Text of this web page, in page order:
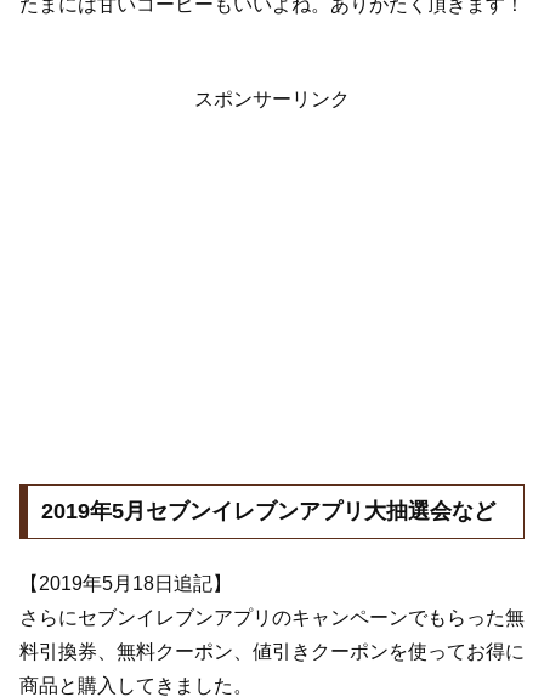
スポンサーリンク
2019年5月セブンイレブンアプリ大抽選会など
【2019年5月18日追記】
さらにセブンイレブンアプリのキャンペーンでもらった無
料引換券、無料クーポン、値引きクーポンを使ってお得に
商品と購入してきました。